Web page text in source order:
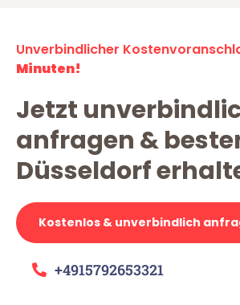
Unverbindlicher
Minuten!
Jetzt
anfragen &
Düsseldorf
Kostenlos & unverbindlich
+4915792653321